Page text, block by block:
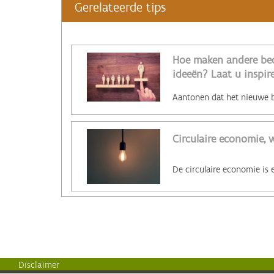
Gerelateerde tips
Hoe maken andere
ideeën? Laat u
Circulaire economie,
Disclaimer